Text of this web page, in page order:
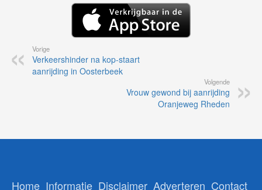
Vorige
Verkeershinder na kop-staart
aanrijding in Oosterbeek
Volgende
Vrouw gewond bij aanrijding
Oranjeweg Rheden
Home Informatie Disclaimer Adverteren Contact